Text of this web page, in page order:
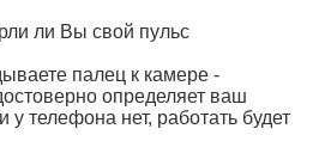
ли Вы свой пульс
палец к камере -
определяет ваш
телефона нет, работать будет